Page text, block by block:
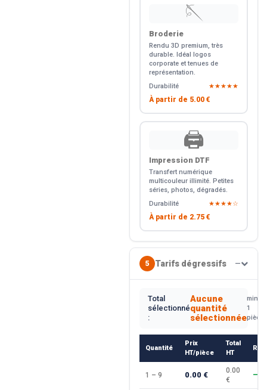
🪡
Broderie
Rendu 3D premium, très
durable. Idéal logos
corporate et tenues de
représentation.
Durabilité
★★★★★
À partir de 5.00 €
🖨️
Impression DTF
Transfert numérique
multicouleur illimité. Petites
séries, photos, dégradés.
Durabilité
★★★★☆
À partir de 2.75 €
5 Tarifs dégressifs —
Total
sélectionné
:
Aucune
quantité
sélectionnée
min.
1
pièce
Quantité
Prix
HT/pièce
Total
HT
1 – 9 0.00 €
0.00
€
—